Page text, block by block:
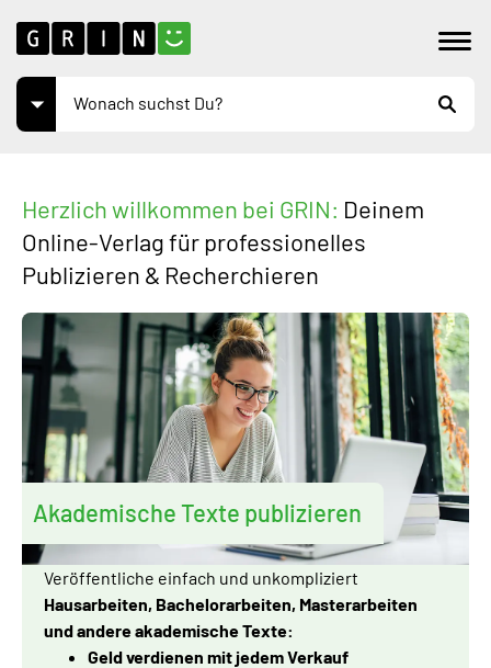
Herzlich willkommen bei GRIN: Deinem
Online-Verlag für professionelles
Publizieren & Recherchieren
Akademische Texte publizieren
Veröffentliche einfach und unkompliziert
Hausarbeiten, Bachelorarbeiten, Masterarbeiten
und andere akademische Texte:
Geld verdienen mit jedem Verkauf